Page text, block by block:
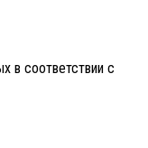
в соответствии с